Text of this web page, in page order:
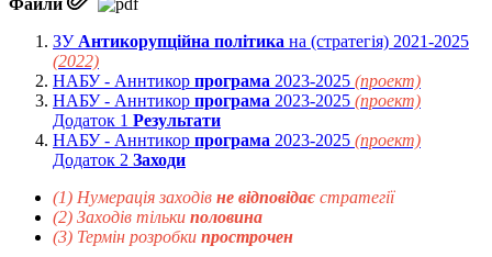
Файли
ЗУ Антикорупційна політика на (стратегія) 2021-2025
(2022)
НАБУ - Аннтикор програма 2023-2025 (проект)
НАБУ - Аннтикор програма 2023-2025 (проект)
Додаток 1 Результати
НАБУ - Аннтикор програма 2023-2025 (проект)
Додаток 2 Заходи
(1) Нумерація заходів не відповідає стратегії
(2) Заходів тільки половина
(3) Термін розробки прострочен